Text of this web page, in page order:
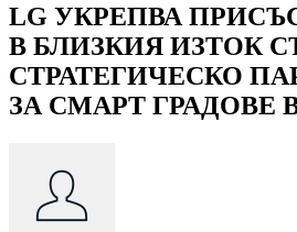
LG УКРЕПВА
В БЛИЗКИЯ ИЗТОК
СТРАТЕГИЧЕСКО
ЗА СМАРТ ГРАДОВЕ